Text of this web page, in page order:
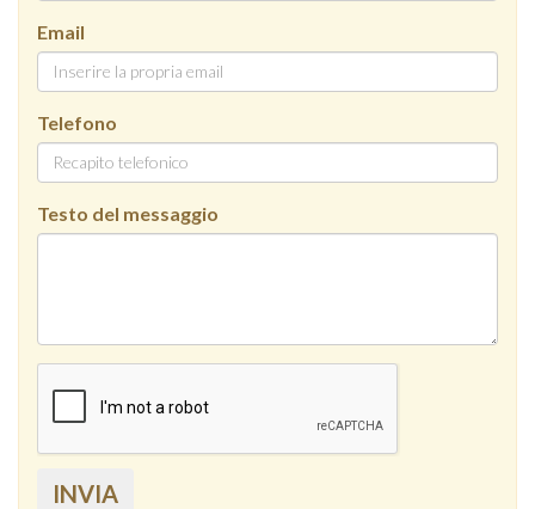
Email
Telefono
Testo del messaggio
INVIA